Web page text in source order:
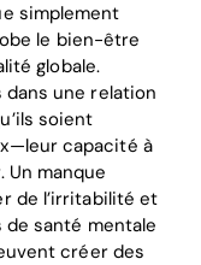
simplement
le bien-être
globale.
dans une relation
soient
capacité à
Un manque
de l’irritabilité et
santé mentale
créer des